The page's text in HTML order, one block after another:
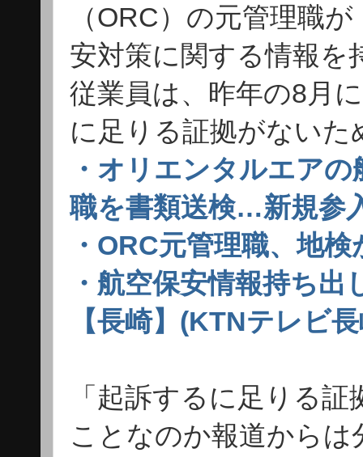
（ORC）の元管理職
安対策に関する情報
従業員は、昨年の8月
に足りる証拠がない
・オリエンタルエア
職を書類送検…新規参
・ORC元管理職、地
・航空保安情報持ち
【長崎】(KTNテレビ
「起訴するに足りる
ことなのか報道から